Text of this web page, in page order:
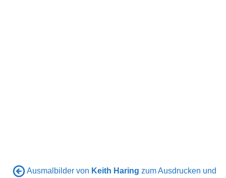
Ausmalbilder von Keith Haring zum Ausdrucken und